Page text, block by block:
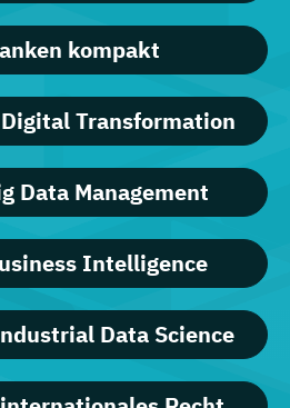
kompakt
Transformation
Data Management
Intelligence
Data Science